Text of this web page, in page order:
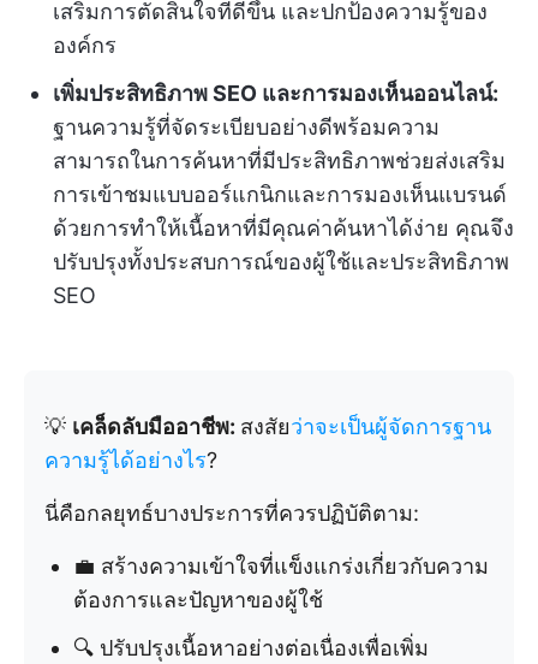
เสริมการตัดสินใจที่ดีขึ้น และปกป้องความรู้ของ
องค์กร
เพิ่มประสิทธิภาพ SEO และการมองเห็นออนไลน์:
ฐานความรู้ที่จัดระเบียบอย่างดีพร้อมความ
สามารถในการค้นหาที่มีประสิทธิภาพช่วยส่งเสริม
การเข้าชมแบบออร์แกนิกและการมองเห็นแบรนด์
ด้วยการทำให้เนื้อหาที่มีคุณค่าค้นหาได้ง่าย คุณจึง
ปรับปรุงทั้งประสบการณ์ของผู้ใช้และประสิทธิภาพ
SEO
💡 เคล็ดลับมืออาชีพ: สงสัยว่าจะเป็นผู้จัดการฐาน
ความรู้ได้อย่างไร?
นี่คือกลยุทธ์บางประการที่ควรปฏิบัติตาม:
💼 สร้างความเข้าใจที่แข็งแกร่งเกี่ยวกับความ
ต้องการและปัญหาของผู้ใช้
🔍 ปรับปรุงเนื้อหาอย่างต่อเนื่องเพื่อเพิ่ม